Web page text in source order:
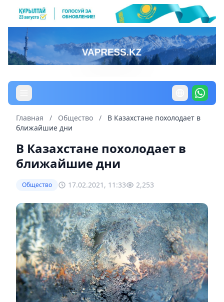
Главная / Общество /
В Казахстане похолодает в
ближайшие дни
В Казахстане похолодает в
ближайшие дни
Общество 17.02.2021, 11:33 2,253